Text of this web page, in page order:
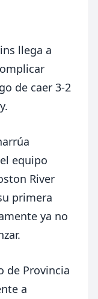
llega a
de caer 3-2
equipo
River
primera
ya no
de Provincia
a